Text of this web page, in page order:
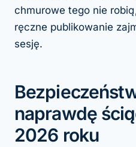
chmurowe tego nie
ręczne publikowanie
sesję.
naprawdę
2026 roku